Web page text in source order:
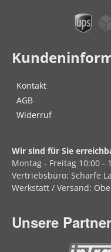
Kontakt
AGB
Widerruf
Wir sind für Sie
Montag - Freitag 10:00 -
Vertriebsbüro: Scharfe
Werkstatt / Versand:
Unsere Partner